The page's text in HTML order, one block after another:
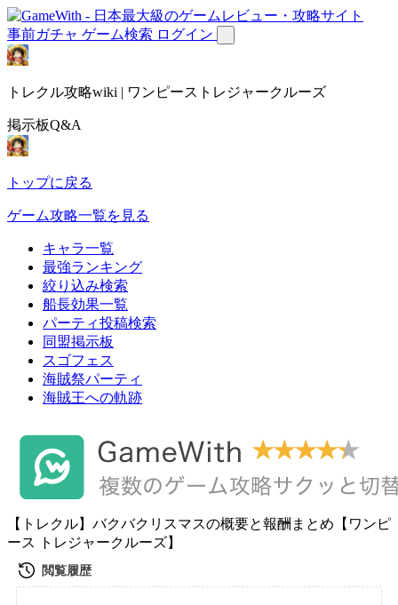
事前ガチャ ゲーム検索 ログイン
トレクル攻略wiki | ワンピーストレジャークルーズ
掲示板Q&A
トップに戻る
ゲーム攻略一覧を見る
キャラ一覧
最強ランキング
絞り込み検索
船長効果一覧
パーティ投稿検索
同盟掲示板
スゴフェス
海賊祭パーティ
海賊王への軌跡
【トレクル】バクバクリスマスの概要と報酬まとめ【ワンピ
ース トレジャークルーズ】